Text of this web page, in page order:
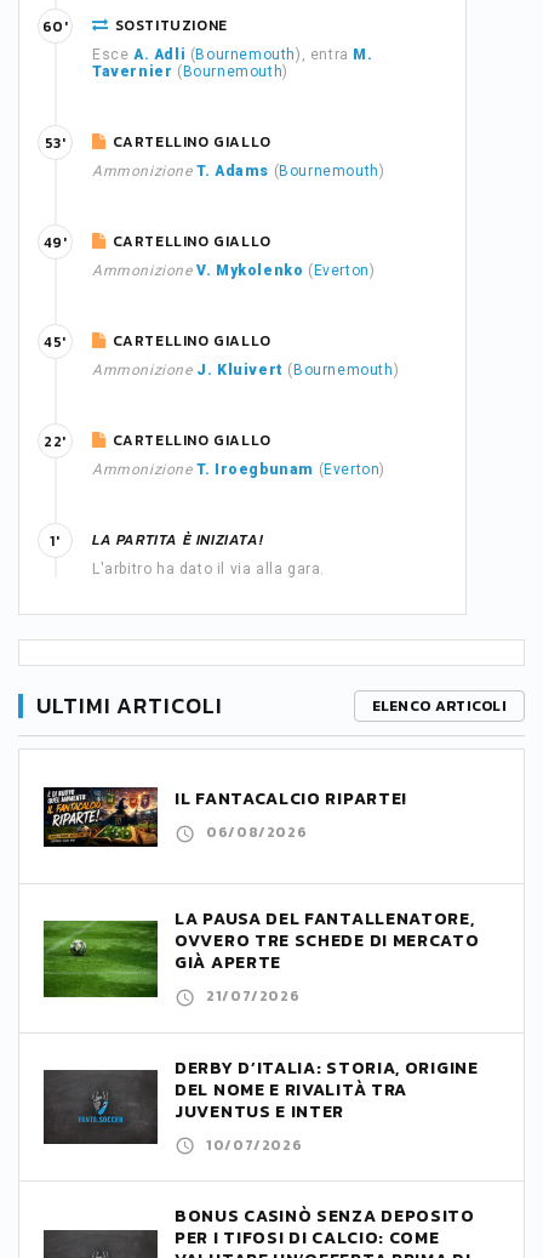
SOSTITUZIONE
Esce A. Adli ( Bournemouth), entra M.
Tavernier ( Bournemouth)
60'
CARTELLINO GIALLO
Ammonizione T. Adams ( Bournemouth)
53'
CARTELLINO GIALLO
Ammonizione V. Mykolenko ( Everton)
49'
CARTELLINO GIALLO
Ammonizione J. Kluivert ( Bournemouth)
45'
CARTELLINO GIALLO
Ammonizione T. Iroegbunam ( Everton)
22'
LA PARTITA È INIZIATA!
L'arbitro ha dato il via alla gara.
1'
ULTIMI ARTICOLI ELENCO ARTICOLI
IL FANTACALCIO RIPARTE!
06/08/2026
LA PAUSA DEL FANTALLENATORE,
OVVERO TRE SCHEDE DI MERCATO
GIÀ APERTE
21/07/2026
DERBY D’ITALIA: STORIA, ORIGINE
DEL NOME E RIVALITÀ TRA
JUVENTUS E INTER
10/07/2026
BONUS CASINÒ SENZA DEPOSITO
PER I TIFOSI DI CALCIO: COME